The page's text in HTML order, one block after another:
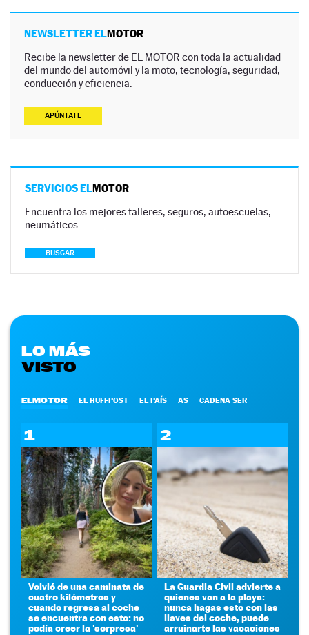
NEWSLETTER ELMOTOR
Recibe la newsletter de EL MOTOR con toda la actualidad
del mundo del automóvil y la moto, tecnología, seguridad,
conducción y eficiencia.
APÚNTATE
SERVICIOS ELMOTOR
Encuentra los mejores talleres, seguros, autoescuelas,
neumáticos…
BUSCAR
LO MÁS
VISTO
ELMOTOR EL HUFFPOST EL PAÍS AS CADENA SER
1
Volvió de una caminata de
cuatro kilómetros y
cuando regresa al coche
se encuentra con esto: no
podía creer la 'sorpresa'
2
La Guardia Civil advierte a
quienes van a la playa:
nunca hagas esto con las
llaves del coche, puede
arruinarte las vacaciones